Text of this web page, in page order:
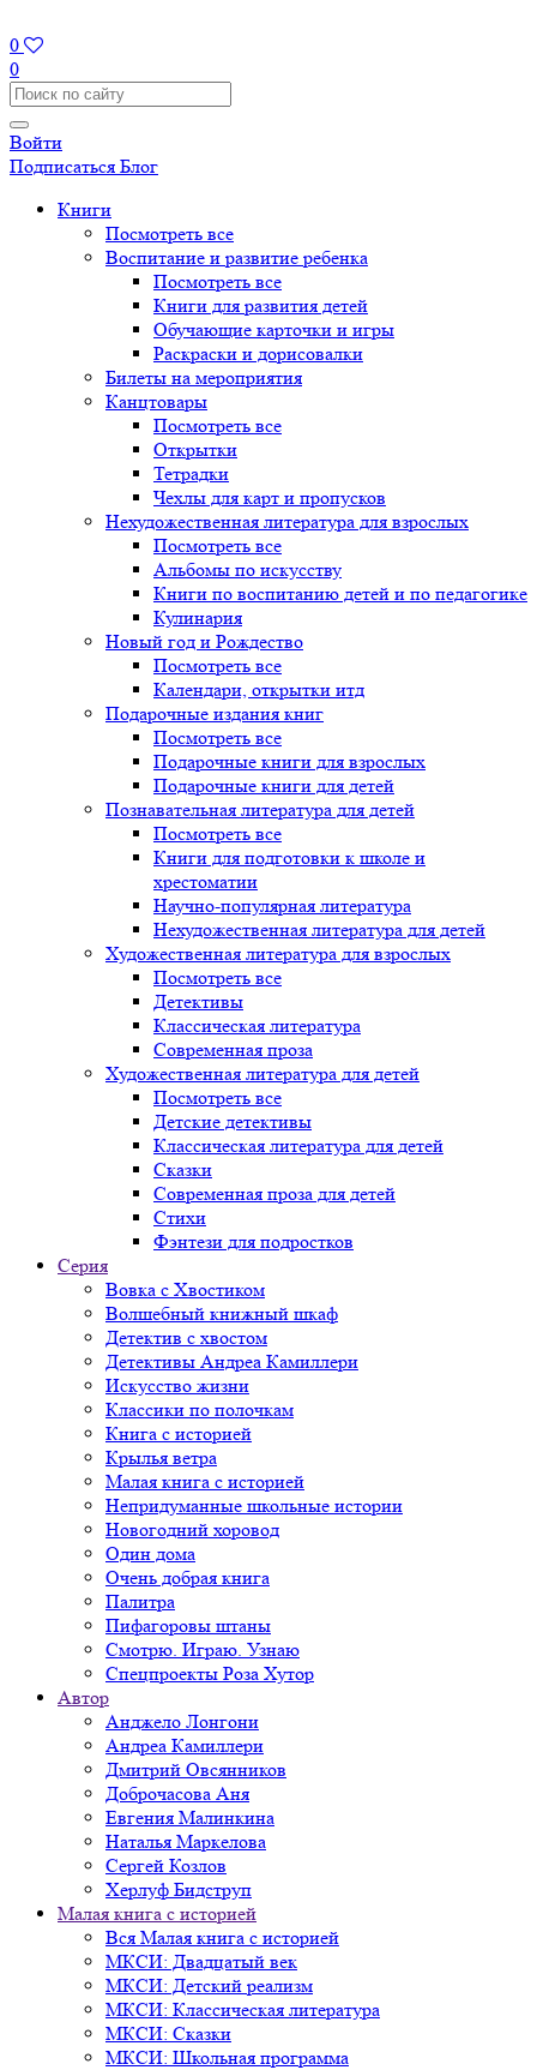
0
0
Войти
Подписаться Блог
Книги
Посмотреть все
Воспитание и развитие ребенка
Посмотреть все
Книги для развития детей
Обучающие карточки и игры
Раскраски и дорисовалки
Билеты на мероприятия
Канцтовары
Посмотреть все
Открытки
Тетрадки
Чехлы для карт и пропусков
Нехудожественная литература для взрослых
Посмотреть все
Альбомы по искусству
Книги по воспитанию детей и по педагогике
Кулинария
Новый год и Рождество
Посмотреть все
Календари, открытки итд
Подарочные издания книг
Посмотреть все
Подарочные книги для взрослых
Подарочные книги для детей
Познавательная литература для детей
Посмотреть все
Книги для подготовки к школе и
хрестоматии
Научно-популярная литература
Нехудожественная литература для детей
Художественная литература для взрослых
Посмотреть все
Детективы
Классическая литература
Современная проза
Художественная литература для детей
Посмотреть все
Детские детективы
Классическая литература для детей
Сказки
Современная проза для детей
Стихи
Фэнтези для подростков
Серия
Вовка с Хвостиком
Волшебный книжный шкаф
Детектив с хвостом
Детективы Андреа Камиллери
Искусство жизни
Классики по полочкам
Книга с историей
Крылья ветра
Малая книга с историей
Непридуманные школьные истории
Новогодний хоровод
Один дома
Очень добрая книга
Палитра
Пифагоровы штаны
Смотрю. Играю. Узнаю
Спецпроекты Роза Хутор
Автор
Анджело Лонгони
Андреа Камиллери
Дмитрий Овсянников
Доброчасова Аня
Евгения Малинкина
Наталья Маркелова
Сергей Козлов
Херлуф Бидструп
Малая книга с историей
Вся Малая книга с историей
МКСИ: Двадцатый век
МКСИ: Детский реализм
МКСИ: Классическая литература
МКСИ: Сказки
МКСИ: Школьная программа